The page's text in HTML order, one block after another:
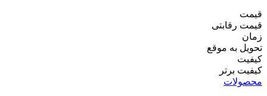
قیمت
قیمت رقابتی
زمان
تحویل به موقع
کیفیت
کیفیت برتر
محصولات